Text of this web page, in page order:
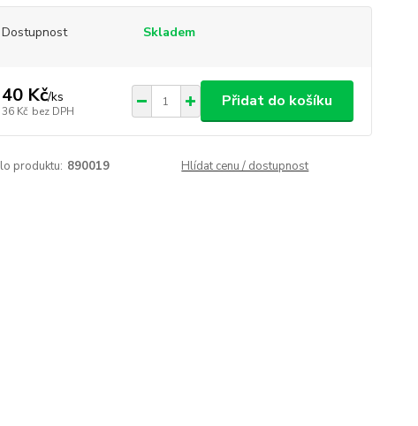
Dostupnost Skladem
40 Kč/ks
36 Kč bez DPH
Přidat do košíku
produktu: 890019 Hlídat cenu / dostupnost